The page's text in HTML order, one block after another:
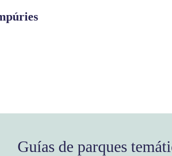
Guías de parques